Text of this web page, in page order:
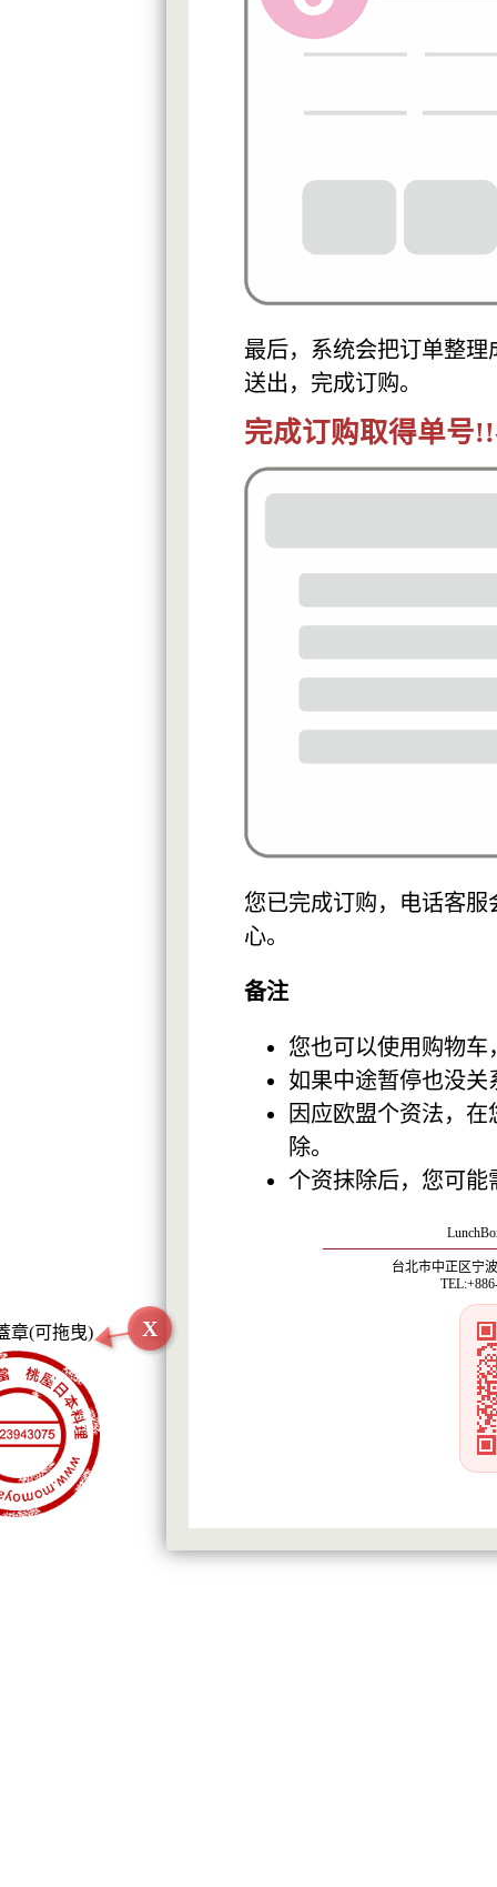
最后，系统会把订单整
送出，完成订购。
完成订购取得单号
您已完成订购，电话客
心。
备注
您也可以使用购物
如果中途暂停也没
因应欧盟个资法，
除。
个资抹除后，您可
台北市中正区宁
X